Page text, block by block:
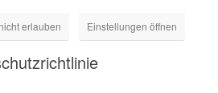
nicht erlauben Einstellungen öffnen